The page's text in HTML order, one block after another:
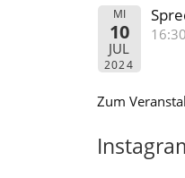
MI
10
JUL
2024
Zum